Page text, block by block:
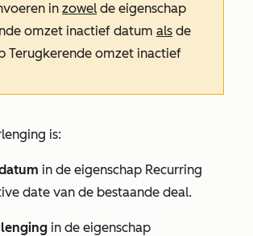
in zowel de eigenschap
omzet inactief datum als de
Terugkerende omzet inactief
is:
in de eigenschap Recurring
date van de bestaande deal.
in de eigenschap